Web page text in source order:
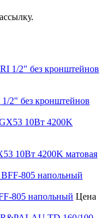
2" без кронштейнов
10Вт 4200K матовая
805 напольный Цена